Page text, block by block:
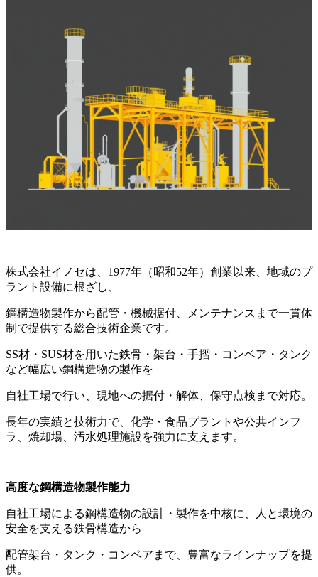
株式会社イノセは、1977年（昭和52年）創業以来、地域のプ
ラント設備に根ざし、
鋼構造物製作から配管・機械据付、メンテナンスまで一貫体
制で提供する総合技術企業です。
SS材・SUS材を用いた鉄骨・架台・手摺・コンベア・タンク
など幅広い鋼構造物の製作を
自社工場で行い、現地への据付・解体、保守点検まで対応。
長年の実績と技術力で、化学・食品プラントや公共インフ
ラ、焼却場、汚水処理施設を強力に支えます。
高度な鋼構造物製作能力
自社工場による鋼構造物の設計・製作を中核に、人と環境の
安全を支える鉄骨構造から
配管架台・タンク・コンベアまで、豊富なラインナップを提
供。